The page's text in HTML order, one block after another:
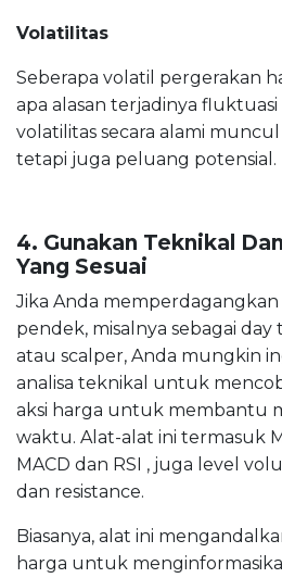
Volatilitas
Seberapa volatil pergerakan
apa alasan terjadinya
volatilitas secara alami
tetapi juga peluang potensial.
4. Gunakan Teknikal
Yang Sesuai
Jika Anda
pendek, misalnya sebagai
atau scalper, Anda mungkin
analisa teknikal untuk
aksi harga untuk membantu
waktu. Alat-alat ini termasuk
MACD dan RSI , juga level
dan resistance.
Biasanya, alat ini
harga untuk